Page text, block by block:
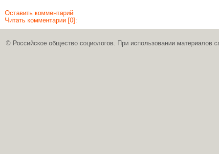
Оставить комментарий
Читать комментарии [0]:
© Российское общество социологов. При использовании материалов